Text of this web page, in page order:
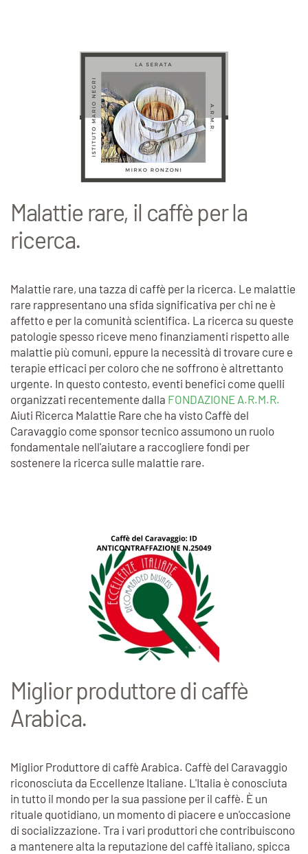
Malattie rare, il caffè per la
ricerca.
Malattie rare, una tazza di caffè per la ricerca. Le malattie
rare rappresentano una sfida significativa per chi ne è
affetto e per la comunità scientifica. La ricerca su queste
patologie spesso riceve meno finanziamenti rispetto alle
malattie più comuni, eppure la necessità di trovare cure e
terapie efficaci per coloro che ne soffrono è altrettanto
urgente. In questo contesto, eventi benefici come quelli
organizzati recentemente dalla FONDAZIONE A.R.M.R.
Aiuti Ricerca Malattie Rare che ha visto Caffè del
Caravaggio come sponsor tecnico assumono un ruolo
fondamentale nell'aiutare a raccogliere fondi per
sostenere la ricerca sulle malattie rare.
Miglior produttore di caffè
Arabica.
Miglior Produttore di caffè Arabica. Caffè del Caravaggio
riconosciuta da Eccellenze Italiane. L'Italia è conosciuta
in tutto il mondo per la sua passione per il caffè. È un
rituale quotidiano, un momento di piacere e un'occasione
di socializzazione. Tra i vari produttori che contribuiscono
a mantenere alta la reputazione del caffè italiano, spicca